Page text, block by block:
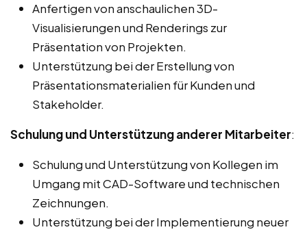
Anfertigen von anschaulichen 3D-
Visualisierungen und Renderings zur
Präsentation von Projekten.
Unterstützung bei der Erstellung von
Präsentationsmaterialien für Kunden und
Stakeholder.
Schulung und Unterstützung anderer Mitarbeiter:
Schulung und Unterstützung von Kollegen im
Umgang mit CAD-Software und technischen
Zeichnungen.
Unterstützung bei der Implementierung neuer